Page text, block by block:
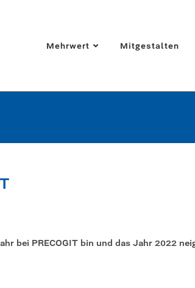
Mehrwert Mitgestalten
bei PRECOGIT bin und das Jahr 2022